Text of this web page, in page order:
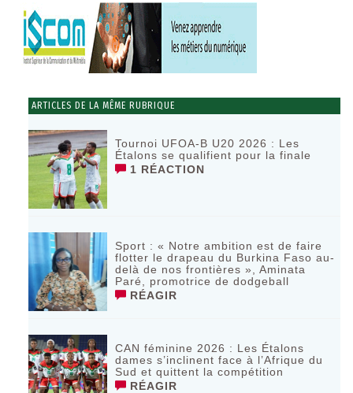
ARTICLES DE LA MÊME RUBRIQUE
Tournoi UFOA-B U20 2026 : Les
Étalons se qualifient pour la finale
1 RÉACTION
Sport : « Notre ambition est de faire
flotter le drapeau du Burkina Faso au-
delà de nos frontières », Aminata
Paré, promotrice de dodgeball
RÉAGIR
CAN féminine 2026 : Les Étalons
dames s’inclinent face à l’Afrique du
Sud et quittent la compétition
RÉAGIR